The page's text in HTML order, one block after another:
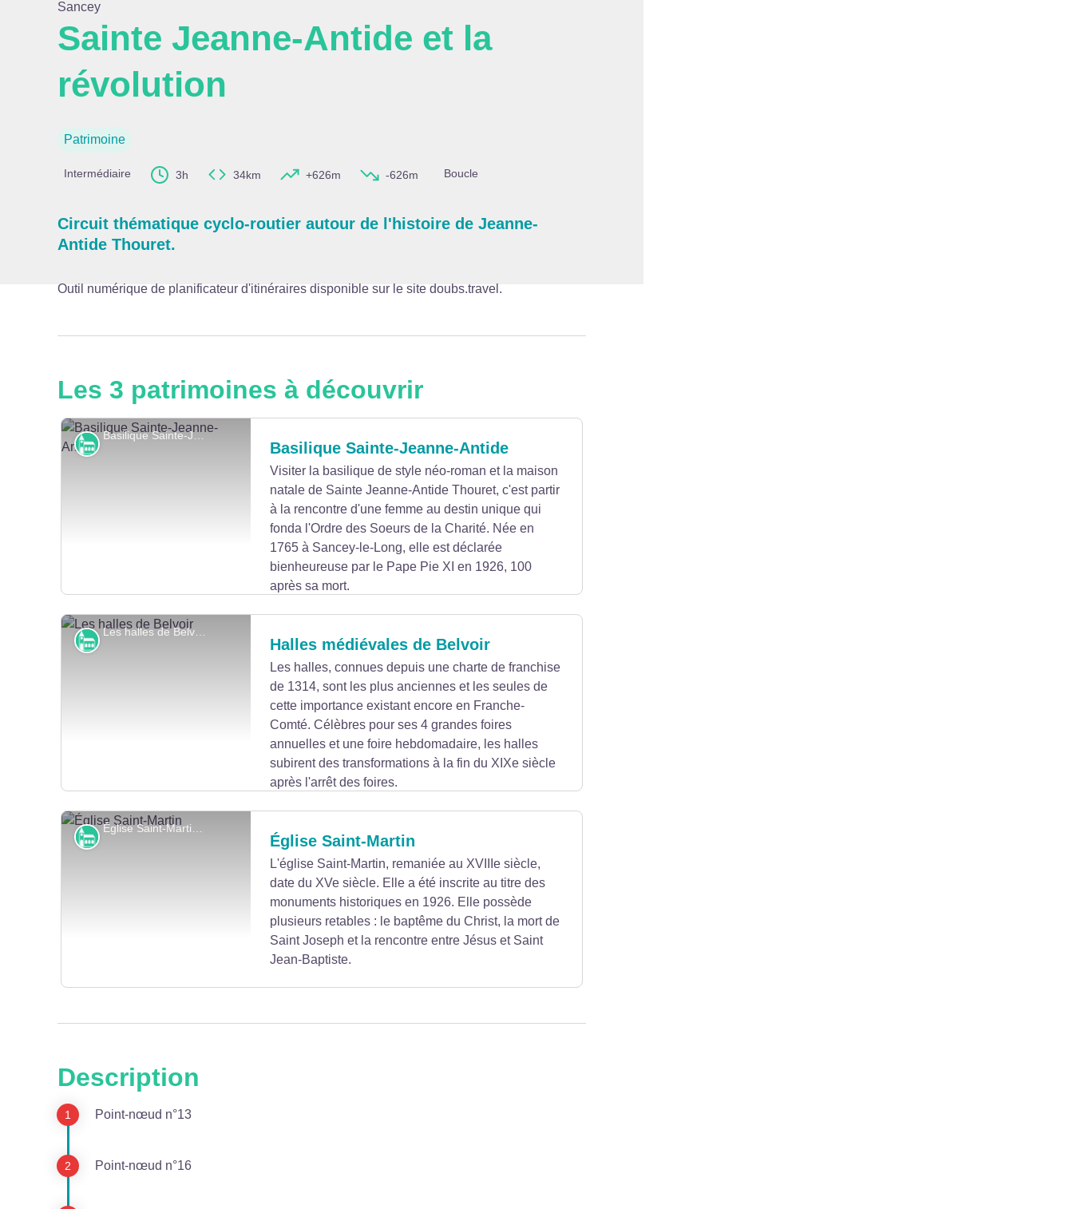
Sancey
Sainte Jeanne-Antide et la
révolution
Patrimoine
Intermédiaire 3h 34km +626m -626m Boucle
Circuit thématique cyclo-routier autour de l'histoire de Jeanne-
Antide Thouret.
Outil numérique de planificateur d'itinéraires disponible sur le site doubs.travel .
Les 3 patrimoines à découvrir
Basilique Sainte-Jeanne-Antide - CCPSB
Voir l'image en plein écran
Monuments et architecture Basilique Sainte-Jeanne-Antide
Visiter la basilique de style néo-roman et la maison
natale de Sainte Jeanne-Antide Thouret, c'est partir
à la rencontre d'une femme au destin unique qui
fonda l'Ordre des Soeurs de la Charité. Née en
1765 à Sancey-le-Long, elle est déclarée
bienheureuse par le Pape Pie XI en 1926, 100
après sa mort.
Voir l'image en plein écran
Monuments et architecture Halles médiévales de Belvoir
Les halles, connues depuis une charte de franchise
de 1314, sont les plus anciennes et les seules de
cette importance existant encore en Franche-
Comté. Célèbres pour ses 4 grandes foires
annuelles et une foire hebdomadaire, les halles
subirent des transformations à la fin du XIXe siècle
après l'arrêt des foires.
originel. Aujourd'hui, les halles reprennent vie chaque été, lors de grands marchés
nocturnes les vendredis des mois de juillet et août.
Voir l'image en plein écran
Monuments et architecture Église Saint-Martin
L'église Saint-Martin, remaniée au XVIIIe siècle,
date du XVe siècle. Elle a été inscrite au titre des
monuments historiques en 1926. Elle possède
plusieurs retables : le baptême du Christ, la mort de
Saint Joseph et la rencontre entre Jésus et Saint
Jean-Baptiste.
Description
Point-nœud n°13
Point-nœud n°16